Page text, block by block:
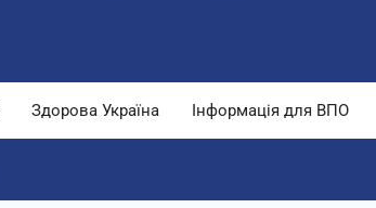
Здорова Україна Інформація для ВПО